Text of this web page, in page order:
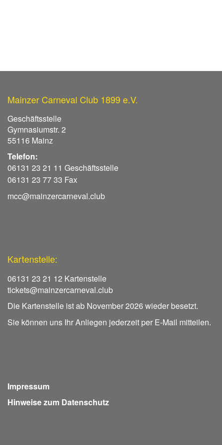
Mainzer Carneval Club 1899 e.V.
Geschäftsstelle
Gymnasiumstr. 2
55116 Mainz
Telefon:
06131 23 21 11 Geschäftsstelle
06131 23 77 33 Fax
mcc@mainzercarneval.club
Kartenstelle:
06131 23 21 12 Kartenstelle
tickets@mainzercarneval.club
Die Kartenstelle ist ab November 2026 wieder besetzt.
Sie können uns Ihr Anliegen jederzeit per E-Mail mitteilen.
Impressum
Hinweise zum Datenschutz